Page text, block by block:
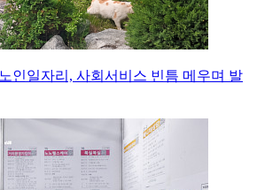
인일자리, 사회서비스 빈틈 메우며 발